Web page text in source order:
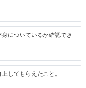
についているか確認でき
してもらえたこと。